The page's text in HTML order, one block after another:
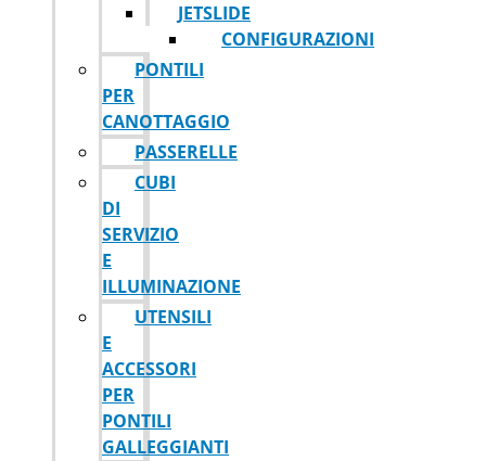
JETSLIDE
CONFIGURAZIONI
PONTILI
PER
CANOTTAGGIO
PASSERELLE
CUBI
DI
SERVIZIO
E
ILLUMINAZIONE
UTENSILI
E
ACCESSORI
PER
PONTILI
GALLEGGIANTI